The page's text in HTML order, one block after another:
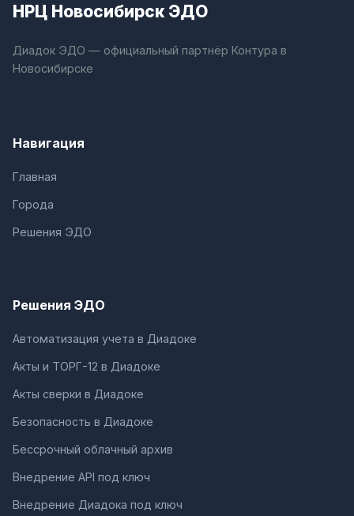
НРЦ Новосибирск ЭДО
Диадок ЭДО — официальный партнёр Контура в
Новосибирске
Навигация
Главная
Города
Решения ЭДО
Решения ЭДО
Автоматизация учета в Диадоке
Акты и ТОРГ-12 в Диадоке
Акты сверки в Диадоке
Безопасность в Диадоке
Бессрочный облачный архив
Внедрение API под ключ
Внедрение Диадока под ключ